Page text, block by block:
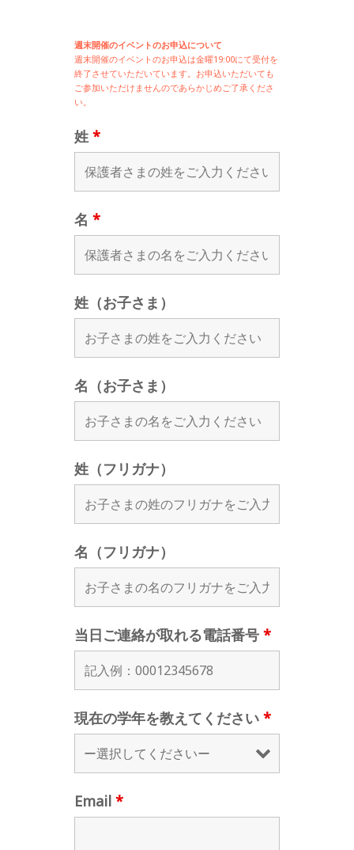
週末開催のイベントのお申込について
週末開催のイベントのお申込は金曜19:00にて受付を
終了させていただいています。お申込いただいても
ご参加いただけませんのであらかじめご了承くださ
い。
姓 *
名 *
姓（お子さま）
名（お子さま）
姓（フリガナ）
名（フリガナ）
当日ご連絡が取れる電話番号 *
現在の学年を教えてください *
Email *